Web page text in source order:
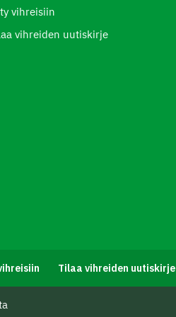
vihreisiin
vihreiden uutiskirje
Tilaa vihreiden uutiskirje